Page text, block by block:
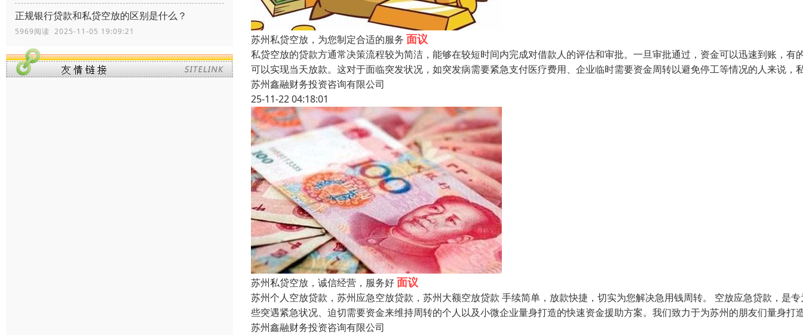
正规银行贷款和私贷空放的区别是什么？
5969阅读 2025-11-05 19:09:21
苏州私贷空放，为您制定合适的服务 面议
私贷空放的贷款方通常决策流程较为简洁，能够在较短时间内完成对借款人的评估和审批。一旦审批通过，资金可以迅速到账，有
可以实现当天放款。这对于面临突发状况，如突发病需要紧急支付医疗费用、企业临时需要资金周转以避免停工等情况的人来说，
苏州鑫融财务投资咨询有限公司
25-11-22 04:18:01
苏州私贷空放，诚信经营，服务好面议
苏州个人空放贷款，苏州应急空放贷款，苏州大额空放贷款 手续简单，放款快捷，切实为您解决急用钱周转。 空放应急贷款，是
些突遇紧急状况、迫切需要资金来维持周转的个人以及小微企业量身打造的快速资金援助方案。我们致力于为苏州的朋友们量身打
苏州鑫融财务投资咨询有限公司